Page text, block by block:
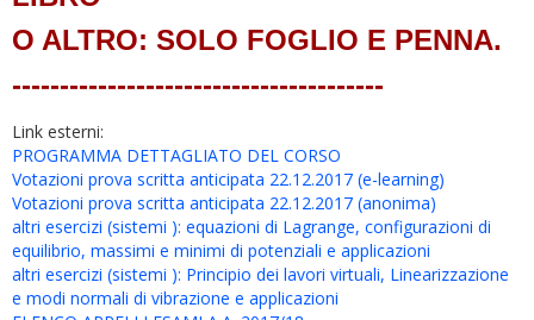
O ALTRO: SOLO FOGLIO E PENNA.
---------------------------------------
Link esterni:
PROGRAMMA DETTAGLIATO DEL CORSO
Votazioni prova scritta anticipata 22.12.2017 (e-learning)
Votazioni prova scritta anticipata 22.12.2017 (anonima)
altri esercizi (sistemi ): equazioni di Lagrange, configurazioni di
equilibrio, massimi e minimi di potenziali e applicazioni
altri esercizi (sistemi ): Principio dei lavori virtuali, Linearizzazione
e modi normali di vibrazione e applicazioni